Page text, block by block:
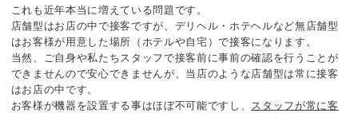
これも近年本当に増えている問題です。
店舗型はお店の中で接客ですが、デリヘル・ホテヘルなど無店舗型
はお客様が用意した場所（ホテルや自宅）で接客になります。
当然、ご自身や私たちスタッフで接客前に事前の確認を行うことが
できませんので安心できませんが、 当店のような店舗型は常に接客
はお店の中です。
お客様が機器を設置する事はほぼ不可能ですし、 スタッフが常に客